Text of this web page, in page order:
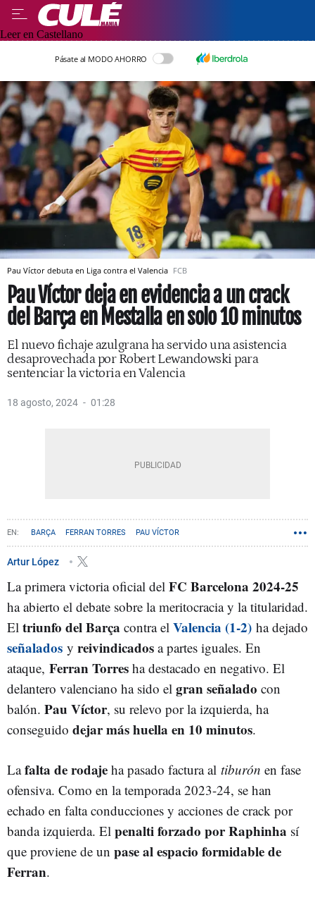
Leer en Castellano
Pásate al MODO AHORRO
Pau Víctor debuta en Liga contra el Valencia FCB
Pau Víctor deja en evidencia a un crack
del Barça en Mestalla en solo 10 minutos
El nuevo fichaje azulgrana ha servido una asistencia
desaprovechada por Robert Lewandowski para
sentenciar la victoria en Valencia
18 agosto, 2024 01:28
BARÇA FERRAN TORRES PAU VÍCTOR
Artur López
La primera victoria oficial del FC Barcelona 2024-25
ha abierto el debate sobre la meritocracia y la titularidad.
El triunfo del Barça contra el Valencia (1-2) ha dejado
señalados y reivindicados a partes iguales. En
ataque, Ferran Torres ha destacado en negativo. El
delantero valenciano ha sido el gran señalado con
balón. Pau Víctor, su relevo por la izquierda, ha
conseguido dejar más huella en 10 minutos.
Lafalta de rodaje ha pasado factura al tiburón en fase
ofensiva. Como en la temporada 2023-24, se han
echado en falta conducciones y acciones de crack por
banda izquierda. El penalti forzado por Raphinha sí
que proviene de un pase al espacio formidable de
Ferran.